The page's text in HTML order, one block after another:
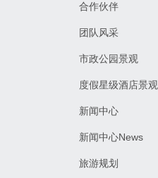
合作伙伴
团队风采
市政公园景观
度假星级酒店景观
新闻中心
新闻中心News
旅游规划